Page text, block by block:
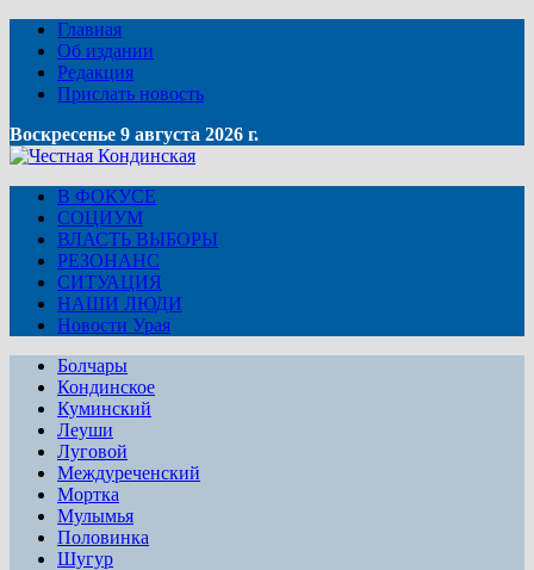
Главная
Об издании
Редакция
Прислать новость
Воскресенье 9 августа 2026 г.
В ФОКУСЕ
СОЦИУМ
ВЛАСТЬ ВЫБОРЫ
РЕЗОНАНС
СИТУАЦИЯ
НАШИ ЛЮДИ
Новости Урая
Болчары
Кондинское
Куминский
Леуши
Луговой
Междуреченский
Мортка
Мулымья
Половинка
Шугур